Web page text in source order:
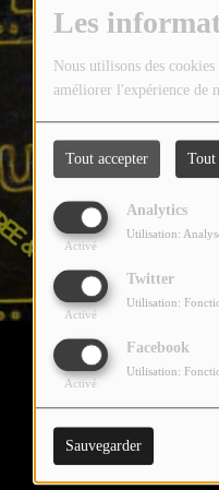
Les
Nous utilisons des
améliorer l'expérience de
Tout accepter Tout
Analytics
Activé
Utilisation:
Twitter
Activé
Utilisation:
Facebook
Activé
Utilisation:
Sauvegarder